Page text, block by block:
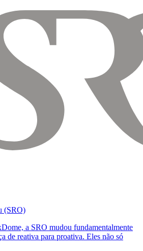
(SRO)
a SRO mudou fundamentalmente
de reativa para proativa. Eles não só